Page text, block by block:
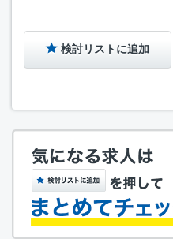
検討リストに追加